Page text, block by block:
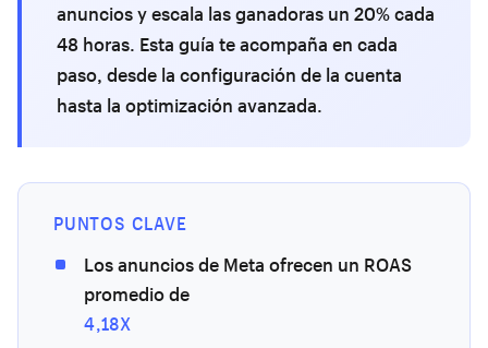
anuncios y escala las ganadoras un 20% cada
48 horas. Esta guía te acompaña en cada
paso, desde la configuración de la cuenta
hasta la optimización avanzada.
PUNTOS CLAVE
Los anuncios de Meta ofrecen un ROAS
promedio de
4,18X